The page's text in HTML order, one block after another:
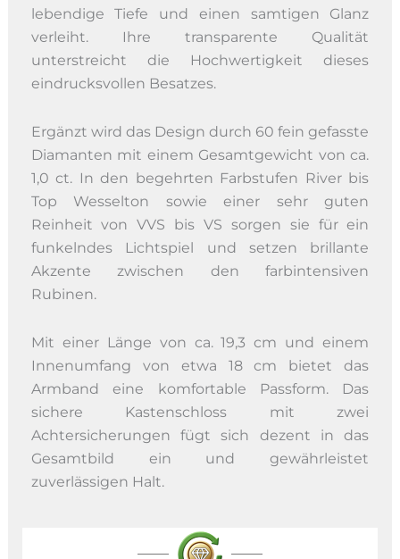
lebendige Tiefe und einen samtigen Glanz
verleiht. Ihre transparente Qualität
unterstreicht die Hochwertigkeit dieses
eindrucksvollen Besatzes.
Ergänzt wird das Design durch 60 fein gefasste
Diamanten mit einem Gesamtgewicht von ca.
1,0 ct. In den begehrten Farbstufen River bis
Top Wesselton sowie einer sehr guten
Reinheit von VVS bis VS sorgen sie für ein
funkelndes Lichtspiel und setzen brillante
Akzente zwischen den farbintensiven
Rubinen.
Mit einer Länge von ca. 19,3 cm und einem
Innenumfang von etwa 18 cm bietet das
Armband eine komfortable Passform. Das
sichere Kastenschloss mit zwei
Achtersicherungen fügt sich dezent in das
Gesamtbild ein und gewährleistet
zuverlässigen Halt.